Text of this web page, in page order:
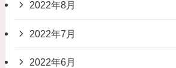
2022年8月
2022年7月
2022年6月